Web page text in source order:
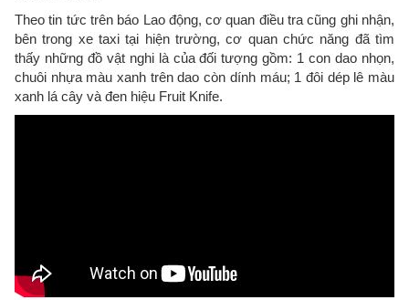
Theo tin tức trên báo Lao động, cơ quan điều tra cũng ghi nhận,
bên trong xe taxi tại hiện trường, cơ quan chức năng đã tìm
thấy những đồ vật nghi là của đối tượng gồm: 1 con dao nhọn,
chuôi nhựa màu xanh trên dao còn dính máu; 1 đôi dép lê màu
xanh lá cây và đen hiệu Fruit Knife.